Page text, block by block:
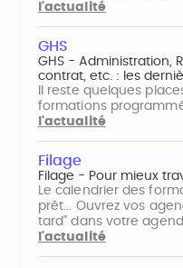
l'actualité
GHS
GHS - Administration,
contrat, etc. : les
Il reste quelques
formations
l'actualité
Filage
Filage - Pour mieux
Le calendrier des
prêt... Ouvrez vos
tard" dans votre
l'actualité